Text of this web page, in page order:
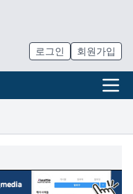
로그인 회원가입